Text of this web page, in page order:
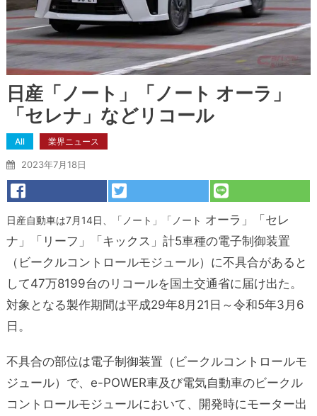
日産「ノート」「ノート オーラ」
「セレナ」などリコール
All 業界ニュース
2023年7月18日
日産自動車は7月14日、「ノート」「ノート オーラ」「セレ
ナ」「リーフ」「キックス」計5車種の電子制御装置
（ビークルコントロールモジュール）に不具合があると
して47万8199台のリコールを国土交通省に届け出た。
対象となる製作期間は平成29年8月21日～令和5年3月6
日。
不具合の部位は電子制御装置（ビークルコントロールモ
ジュール）で、e-POWER車及び電気自動車のビークル
コントロールモジュールにおいて、開発時にモーター出